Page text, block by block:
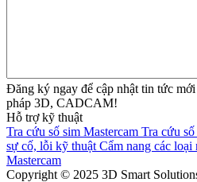
Đăng ký ngay để cập nhật tin tức
pháp 3D, CADCAM!
Hỗ trợ kỹ thuật
Tra cứu số sim Mastercam Tra cứu
sự cố, lỗi kỹ thuật Cẩm nang các loại
Mastercam
Copyright © 2025 3D Smart